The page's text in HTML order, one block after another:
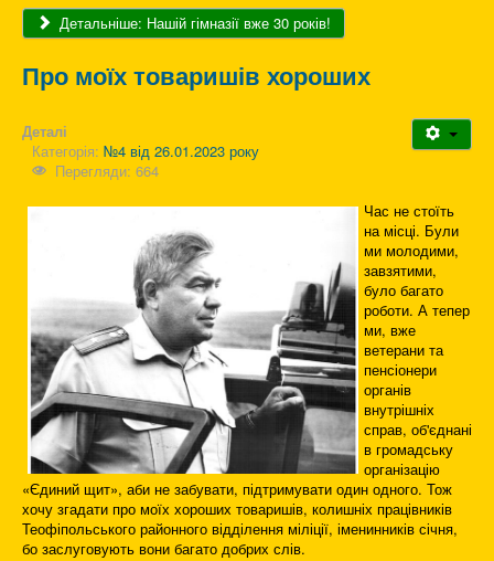
Детальніше: Нашій гімназії вже 30 років!
Про моїх товаришів хороших
Деталі
Категорія: №4 від 26.01.2023 року
Перегляди: 664
Час не стоїть
на місці. Були
ми молодими,
завзятими,
було багато
роботи. А тепер
ми, вже
ветерани та
пенсіонери
органів
внутрішніх
справ, об'єднані
в громадську
організацію
«Єдиний щит», аби не забувати, підтримувати один одного. Тож
хочу згадати про моїх хороших товаришів, колишніх працівників
Теофіпольського районного відділення міліції, іменинників січня,
бо заслуговують вони багато добрих слів.